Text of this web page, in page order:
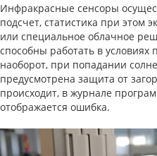
Инфракрасные сенсоры
подсчет, статистика при этом
или специальное облачное
способны работать в
наоборот, при попадании
предусмотрена защита от
происходит, в журнале
отображается ошибка.